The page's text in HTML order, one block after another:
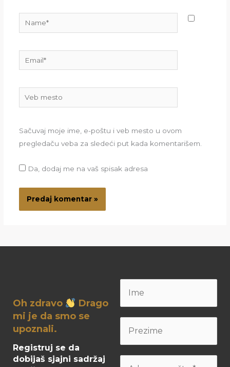
mesto
Sačuvaj moje ime, e-poštu i veb mesto u ovom
pregledaču veba za sledeći put kada komentarišem.
Da, dodaj me na vaš spisak adresa
Oh zdravo
Drago
mi je da smo se
upoznali.
Registruj se da
dobijaš sjajni sadržaj